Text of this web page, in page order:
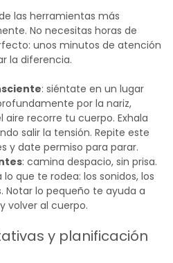
las herramientas más
No necesitas horas de
unos minutos de atención
la diferencia.
: siéntate en un lugar
por la nariz,
recorre tu cuerpo. Exhala
salir la tensión. Repite este
y date permiso para parar.
: camina despacio, sin prisa.
que te rodea: los sonidos, los
Notar lo pequeño te ayuda a
volver al cuerpo.
y planificación